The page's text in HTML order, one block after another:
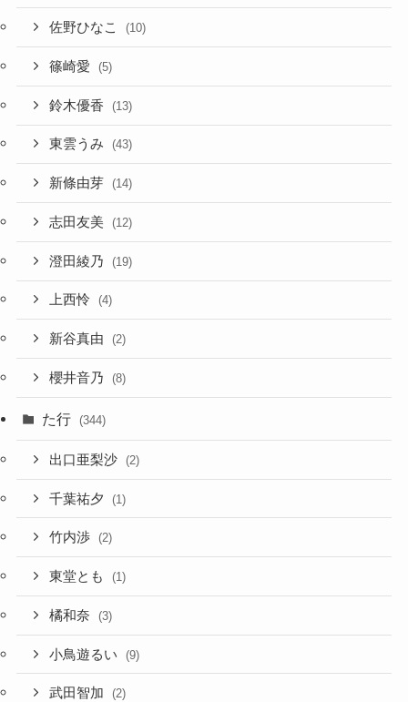
佐野ひなこ (10)
篠崎愛 (5)
鈴木優香 (13)
東雲うみ (43)
新條由芽 (14)
志田友美 (12)
澄田綾乃 (19)
上西怜 (4)
新谷真由 (2)
櫻井音乃 (8)
た行 (344)
出口亜梨沙 (2)
千葉祐夕 (1)
竹内渉 (2)
東堂とも (1)
橘和奈 (3)
小鳥遊るい (9)
武田智加 (2)